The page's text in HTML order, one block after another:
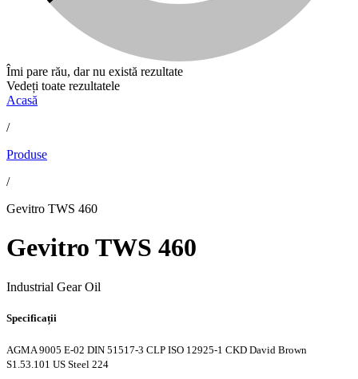
Îmi pare rău, dar nu există rezultate
Vedeți toate rezultatele
Acasă
/
Produse
/
Gevitro TWS 460
Gevitro TWS 460
Industrial Gear Oil
Specificații
AGMA 9005 E-02 DIN 51517-3 CLP ISO 12925-1 CKD David Brown
S1.53.101 US Steel 224